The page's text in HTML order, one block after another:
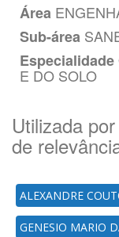
Área
Sub-área
Especialidade
E DO SOLO
Utilizada
de
ALEXANDRE
GENESIO MARIO